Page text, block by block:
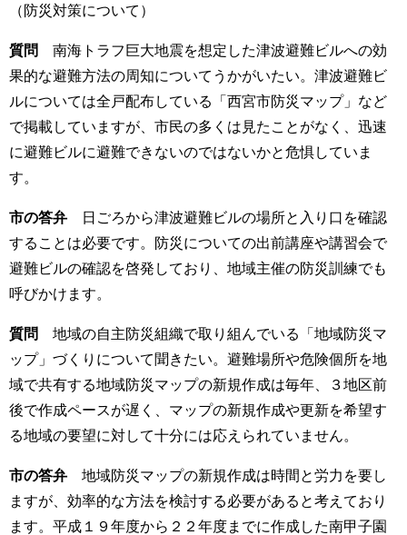
（防災対策について）
質問
南海トラフ巨大地震を想定した津波避難ビルへの効
果的な避難方法の周知についてうかがいたい。津波避難ビ
ルについては全戸配布している「西宮市防災マップ」など
で掲載していますが、市民の多くは見たことがなく、迅速
に避難ビルに避難できないのではないかと危惧していま
す。
市の答弁 日ごろから津波避難ビルの場所と入り口を確認
することは必要です。防災についての出前講座や講習会で
避難ビルの確認を啓発しており、地域主催の防災訓練でも
呼びかけます。
質問
地域の自主防災組織で取り組んでいる「地域防災マ
ップ」づくりについて聞きたい。避難場所や危険個所を地
域で共有する地域防災マップの新規作成は毎年、３地区前
後で作成ペースが遅く、マップの新規作成や更新を希望す
る地域の要望に対して十分には応えられていません。
市の答弁 地域防災マップの新規作成は時間と労力を要し
ますが、効率的な方法を検討する必要があると考えており
ます。平成１９年度から２２年度までに作成した南甲子園